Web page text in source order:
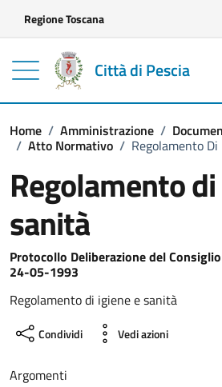
Regione Toscana
Città di Pescia
Home / Amministrazione /
/ Atto Normativo / Regolamento
Regolamento
sanità
Dettagli del
Protocollo Deliberazione del
24-05-1993
Regolamento di igiene e sanità
Condividi Vedi azioni
Argomenti